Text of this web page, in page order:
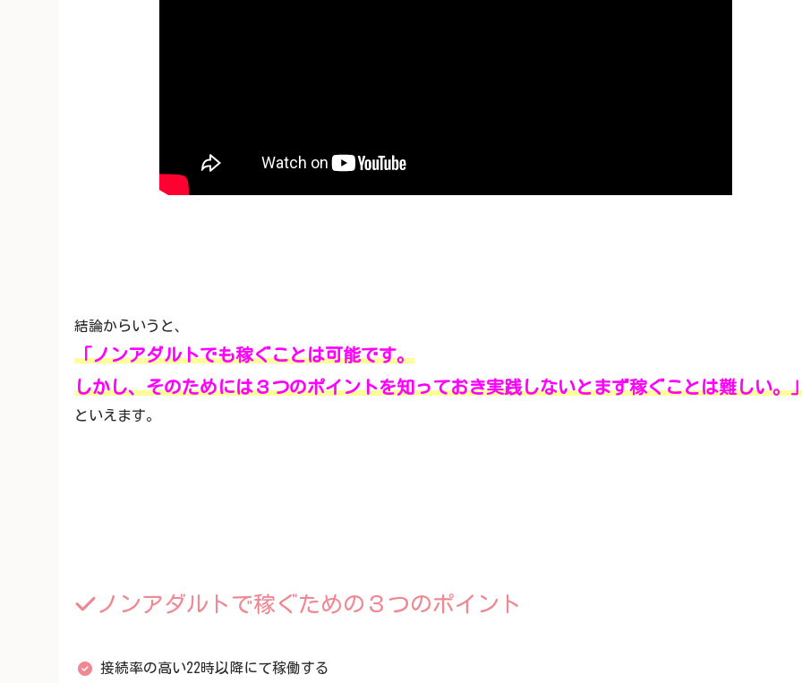
結論からいうと、
「ノンアダルトでも稼ぐことは可能です。
しかし、そのためには３つのポイントを知っておき実践しないとまず稼ぐことは難しい。
といえます。
ノンアダルトで稼ぐための３つのポイント
接続率の高い22時以降にて稼働する